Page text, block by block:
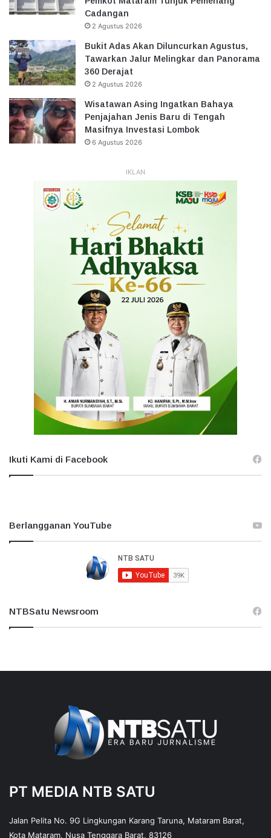
Cadangan
2 Agustus 2026
Bukit Adas Akan Diluncurkan Agustus,
Tawarkan Jalur Melingkar dan Panorama
360 Derajat
2 Agustus 2026
Wisatawan Asing Ingatkan Bahaya
Penjajahan Jenis Baru di Tengah
Masifnya Investasi Lombok
6 Agustus 2026
IKLAN
Ikuti Kami di Facebook
Berlangganan YouTube
NTBSatu Newsroom
PT MEDIA NTB SATU
Jalan Pelita No. 9G Lingkungan Karang Taruna, Mataram Barat,
Kota Mataram, Nusa Tenggara Barat, 83126